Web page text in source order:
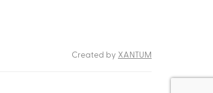
Created by XANTUM